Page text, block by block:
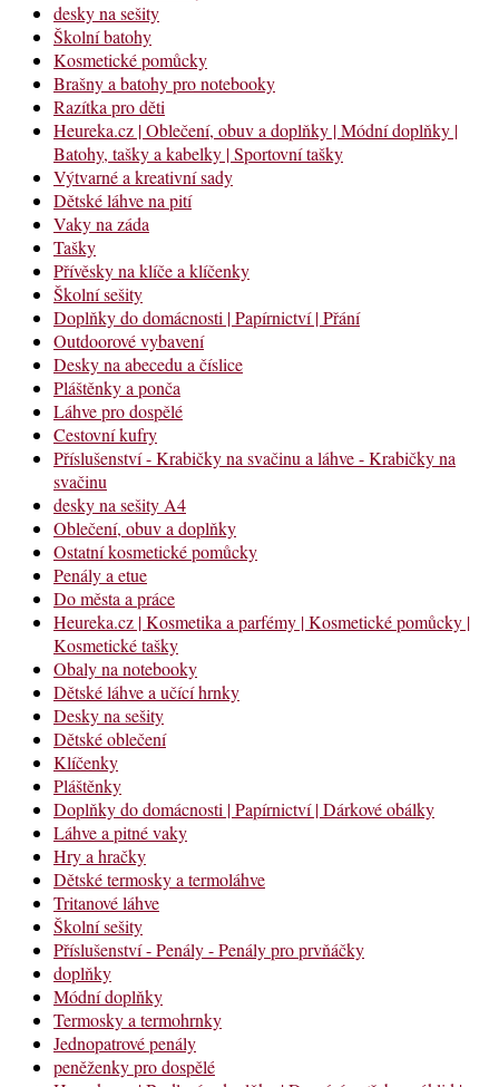
desky na sešity
Školní batohy
Kosmetické pomůcky
Brašny a batohy pro notebooky
Razítka pro děti
Heureka.cz | Oblečení, obuv a doplňky | Módní doplňky |
Batohy, tašky a kabelky | Sportovní tašky
Výtvarné a kreativní sady
Dětské láhve na pití
Vaky na záda
Tašky
Přívěsky na klíče a klíčenky
Školní sešity
Doplňky do domácnosti | Papírnictví | Přání
Outdoorové vybavení
Desky na abecedu a číslice
Pláštěnky a ponča
Láhve pro dospělé
Cestovní kufry
Příslušenství - Krabičky na svačinu a láhve - Krabičky na
svačinu
desky na sešity A4
Oblečení, obuv a doplňky
Ostatní kosmetické pomůcky
Penály a etue
Do města a práce
Heureka.cz | Kosmetika a parfémy | Kosmetické pomůcky |
Kosmetické tašky
Obaly na notebooky
Dětské láhve a učící hrnky
Desky na sešity
Dětské oblečení
Klíčenky
Pláštěnky
Doplňky do domácnosti | Papírnictví | Dárkové obálky
Láhve a pitné vaky
Hry a hračky
Dětské termosky a termoláhve
Tritanové láhve
Školní sešity
Příslušenství - Penály - Penály pro prvňáčky
doplňky
Módní doplňky
Termosky a termohrnky
Jednopatrové penály
peněženky pro dospělé